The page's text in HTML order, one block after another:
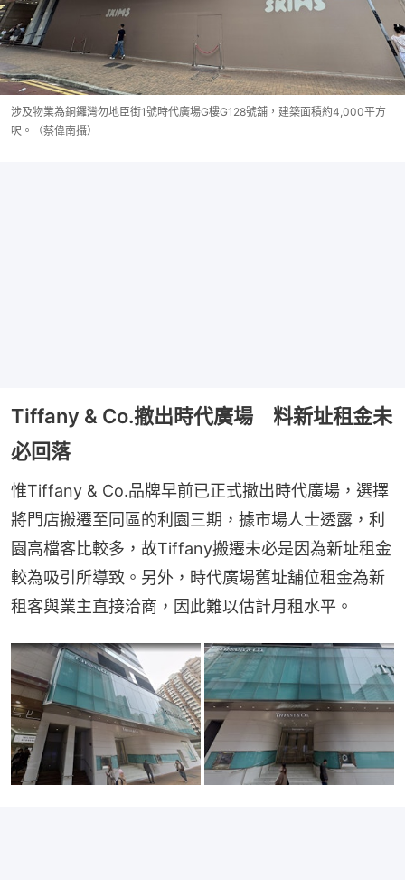
涉及物業為銅鑼灣勿地臣街1號時代廣場G樓G128號舖，建築面積約4,000平方
呎。（蔡偉南攝）
Tiffany & Co.撤出時代廣場 料新址租金未
必回落
惟Tiffany & Co.品牌早前已正式撤出時代廣場，選擇
將門店搬遷至同區的利園三期，據市場人士透露，利
園高檔客比較多，故Tiffany搬遷未必是因為新址租金
較為吸引所導致。另外，時代廣場舊址舖位租金為新
租客與業主直接洽商，因此難以估計月租水平。